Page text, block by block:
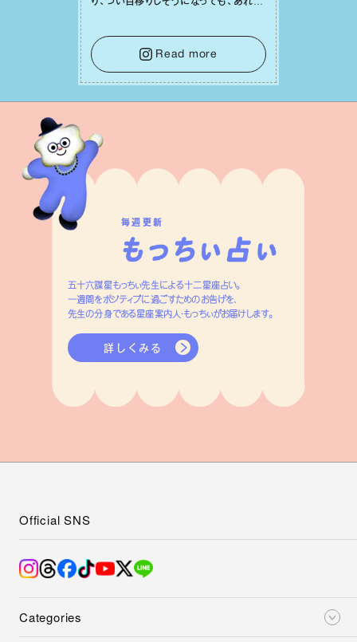
り、つい⽬移りしそうになっても、あれこ
をそっと⼿放し、⽬の前のことに集中しま
しょう。そのブレない決意が、あなたにと
って有意義で安定した成果を引き寄せま
す。
Read more
毎週更新
五十六謀星もっちぃ先生による十二星座占い。
一週間をポジティブに過ごすためのお告げを、
先生の分身である星座案内人・もっちぃがお届けします。
詳しくみる
Categories
Official SNS